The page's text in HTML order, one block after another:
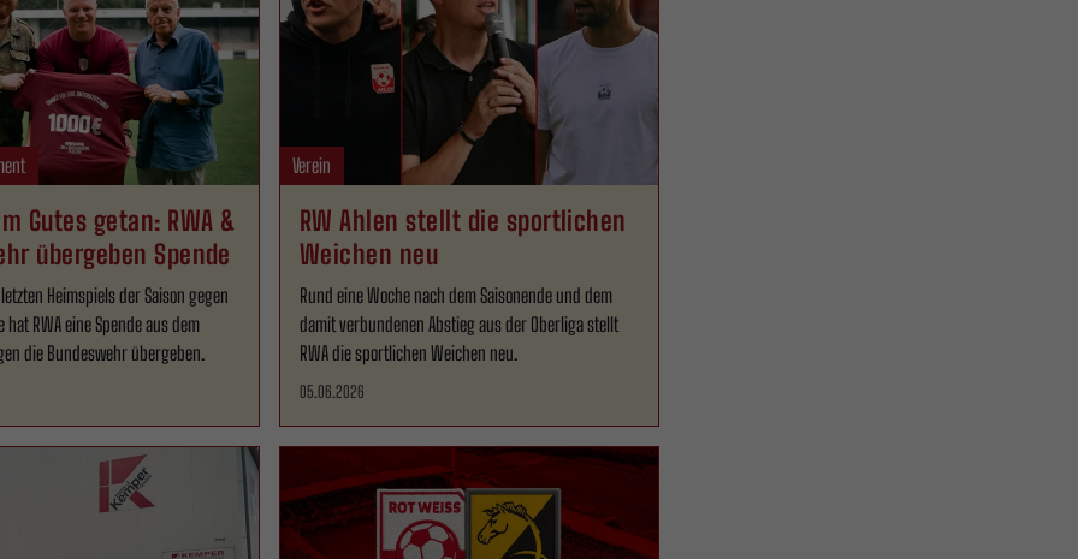
Gutes getan: RWA &
übergeben Spende
Heimspiels der Saison gegen
hat RWA eine Spende aus dem
die Bundeswehr übergeben.
Verein
RW Ahlen stellt die sportlichen
Weichen neu
Rund eine Woche nach dem Saisonende und dem
damit verbundenen Abstieg aus der Oberliga stellt
RWA die sportlichen Weichen neu.
05.06.2026